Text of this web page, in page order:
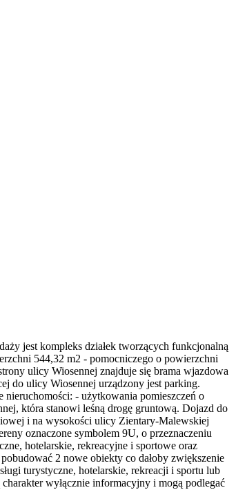
jest kompleks działek tworzących funkcjonalną
544,32 m2 - pomocniczego o powierzchni
ulicy Wiosennej znajduje się brama wjazdowa
do ulicy Wiosennej urządzony jest parking.
nieruchomości: - użytkowania pomieszczeń o
która stanowi leśną drogę gruntową. Dojazd do
i na wysokości ulicy Zientary-Malewskiej
oznaczone symbolem 9U, o przeznaczeniu
hotelarskie, rekreacyjne i sportowe oraz
2 nowe obiekty co dałoby zwiększenie
turystyczne, hotelarskie, rekreacji i sportu lub
wyłącznie informacyjny i mogą podlegać